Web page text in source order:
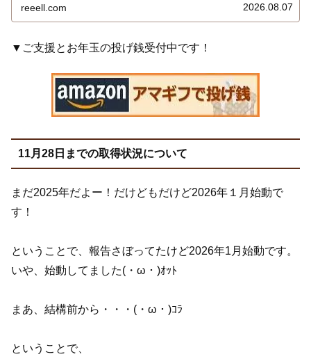
reeell.com 2026.08.07
▼ご支援とお年玉の投げ銭受付中です！
11月28日までの取得状況について
まだ2025年だよー！だけどもだけど2026年１月始動で
す！
ということで、報告さぼってたけど2026年1月始動です。
いや、始動してました(・ω・)ｵｯﾄ
まあ、結構前から・・・(・ω・)ｺﾗ
ということで、